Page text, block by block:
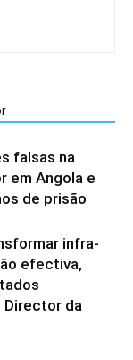
falsas na
em Angola e
de prisão
infra-
efectiva,
Director da